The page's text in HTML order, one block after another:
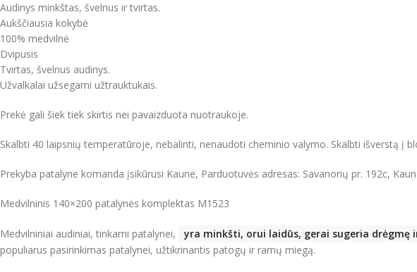
Audinys minkštas, švelnus ir tvirtas.
Aukščiausia kokybė
100% medvilnė
Dvipusis
Tvirtas, švelnus audinys.
Užvalkalai užsegami užtrauktukais.
Prekė gali šiek tiek skirtis nei pavaizduota nuotraukoje.
Skalbti 40 laipsnių temperatūroje, nebalinti, nenaudoti cheminio valymo. Skalbti išverstą į
Prekyba patalyne komanda įsikūrusi Kaune, Parduotuvės adresas: Savanorių pr. 192c,
Medvilninis 140×200 patalynės komplektas M1523
Medvilniniai audiniai, tinkami patalynei, yra minkšti, orui laidūs, gerai sugeria drėgmę
populiarus pasirinkimas patalynei, užtikrinantis patogų ir ramų miegą.